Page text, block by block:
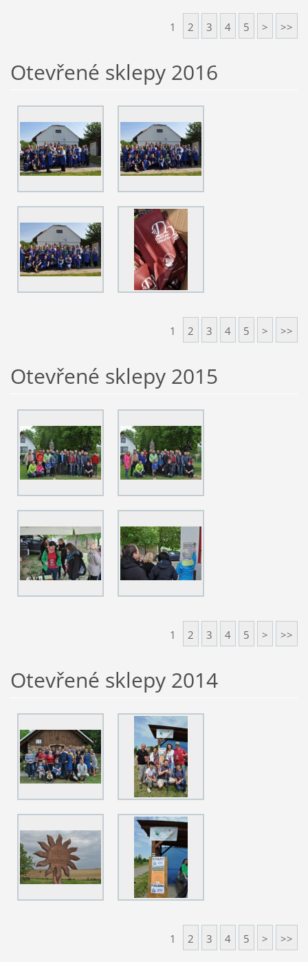
1 2 3 4 5 > >>
Otevřené sklepy 2016
1 2 3 4 5 > >>
Otevřené sklepy 2015
1 2 3 4 5 > >>
Otevřené sklepy 2014
1 2 3 4 5 > >>